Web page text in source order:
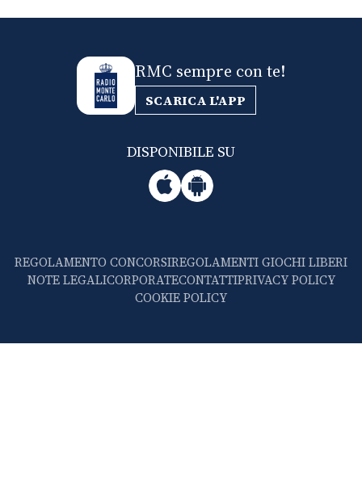
RMC sempre con te!
SCARICA L'APP
DISPONIBILE SU
REGOLAMENTO CONCORSIREGOLAMENTI GIOCHI LIBERI
NOTE LEGALICORPORATECONTATTIPRIVACY POLICY
COOKIE POLICY